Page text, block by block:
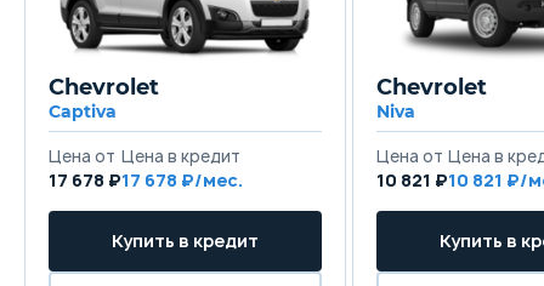
Независимая - McPherson
Независимая - McPherson
Передние тормоза
Дисковые вентилируемые
Задние тормоза
Chevrolet
Captiva
Цена от
17 678 ₽
Цена в кредит
17 678 ₽/мес.
Купить в кредит
Chevrolet
Niva
Цена от
10 821 ₽
Цена в
10 821 ₽/
Купить в